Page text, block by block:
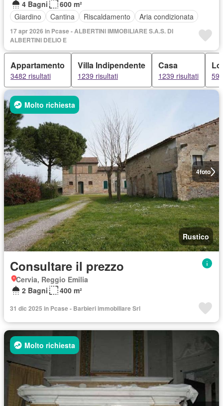
4 Bagni
600 m²
Giardino
Cantina Riscaldamento Aria condizionata
17 apr 2026 in Pcase - ALBERTINI IMMOBILIARE S.A.S. DI
ALBERTINI DELIO E
Appartamento
3482 risultati
Villa Indipendente
1239 risultati
Casa
1239 risultati
4foto
Molto richiesta
Rustico
Consultare il prezzo
Cervia, Reggio Emilia
2 Bagni
400 m²
31 dic 2025 in Pcase - Barbieri immobiliare Srl
Molto richiesta